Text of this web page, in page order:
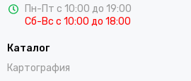
Пн-Пт с 10:00 до 19:00
Сб-Вс с 10:00 до 18:00
Каталог
Картография